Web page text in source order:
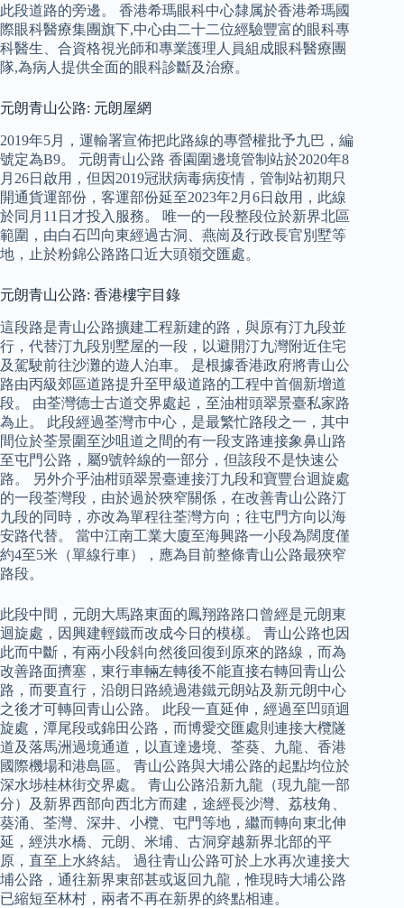
此段道路的旁邊。 香港希瑪眼科中心隸属於香港希瑪國
際眼科醫療集團旗下,中心由二十二位經驗豐富的眼科專
科醫生、合資格視光師和專業護理人員組成眼科醫療團
隊,為病人提供全面的眼科診斷及治療。
元朗青山公路: 元朗屋網
2019年5月，運輸署宣佈把此路線的專營權批予九巴，編
號定為B9。 元朗青山公路 香園圍邊境管制站於2020年8
月26日啟用，但因2019冠狀病毒病疫情，管制站初期只
開通貨運部份，客運部份延至2023年2月6日啟用，此線
於同月11日才投入服務。 唯一的一段整段位於新界北區
範圍，由白石凹向東經過古洞、燕崗及行政長官別墅等
地，止於粉錦公路路口近大頭嶺交匯處。
元朗青山公路: 香港樓宇目錄
這段路是青山公路擴建工程新建的路，與原有汀九段並
行，代替汀九段別墅屋的一段，以避開汀九灣附近住宅
及駕駛前往沙灘的遊人泊車。 是根據香港政府將青山公
路由丙級郊區道路提升至甲級道路的工程中首個新增道
段。 由荃灣德士古道交界處起，至油柑頭翠景臺私家路
為止。 此段經過荃灣市中心，是最繁忙路段之一，其中
間位於荃景圍至沙咀道之間的有一段支路連接象鼻山路
至屯門公路，屬9號幹線的一部分，但該段不是快速公
路。 另外介乎油柑頭翠景臺連接汀九段和寶豐台迴旋處
的一段荃灣段，由於過於狹窄關係，在改善青山公路汀
九段的同時，亦改為單程往荃灣方向；往屯門方向以海
安路代替。 當中江南工業大廈至海興路一小段為闊度僅
約4至5米（單線行車），應為目前整條青山公路最狹窄
路段。
此段中間，元朗大馬路東面的鳳翔路路口曾經是元朗東
迴旋處，因興建輕鐵而改成今日的模樣。 青山公路也因
此而中斷，有兩小段斜向然後回復到原來的路線，而為
改善路面擠塞，東行車輛左轉後不能直接右轉回青山公
路，而要直行，沿朗日路繞過港鐵元朗站及新元朗中心
之後才可轉回青山公路。 此段一直延伸，經過至凹頭迴
旋處，潭尾段或錦田公路，而博愛交匯處則連接大欖隧
道及落馬洲過境通道，以直達邊境、荃葵、九龍、香港
國際機場和港島區。 青山公路與大埔公路的起點均位於
深水埗桂林街交界處。 青山公路沿新九龍（現九龍一部
分）及新界西部向西北方而建，途經長沙灣、荔枝角、
葵涌、荃灣、深井、小欖、屯門等地，繼而轉向東北伸
延，經洪水橋、元朗、米埔、古洞穿越新界北部的平
原，直至上水終結。 過往青山公路可於上水再次連接大
埔公路，通往新界東部甚或返回九龍，惟現時大埔公路
已縮短至林村，兩者不再在新界的終點相連。